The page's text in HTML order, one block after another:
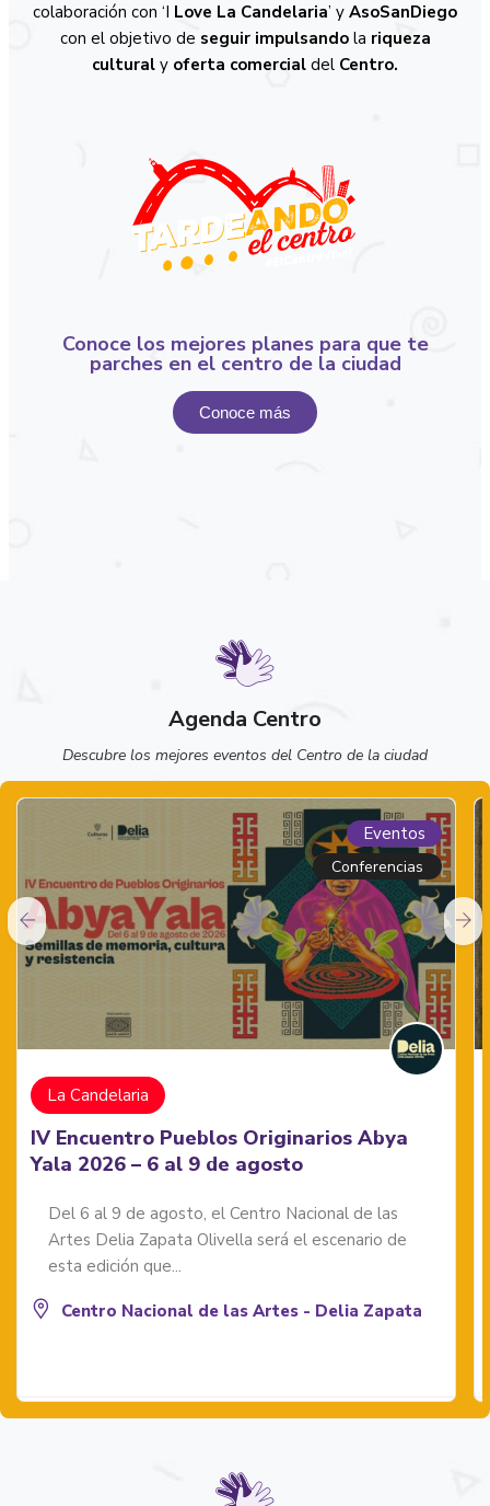
colaboración con ‘I Love La Candelaria’ y AsoSanDiego
con el objetivo de seguir impulsandola riqueza
cultural y oferta comercial del Centro.
Conoce los mejores planes para que te
parches en el centro de la ciudad
Conoce más
Agenda Centro
Descubre los mejores eventos del Centro de la ciudad
Eventos
Conferencias
La Candelaria
IV Encuentro Pueblos Originarios Abya
Yala 2026 – 6 al 9 de agosto
Del 6 al 9 de agosto, el Centro Nacional de las
Artes Delia Zapata Olivella será el escenario de
esta edición que...
Centro Nacional de las Artes - Delia Zapata